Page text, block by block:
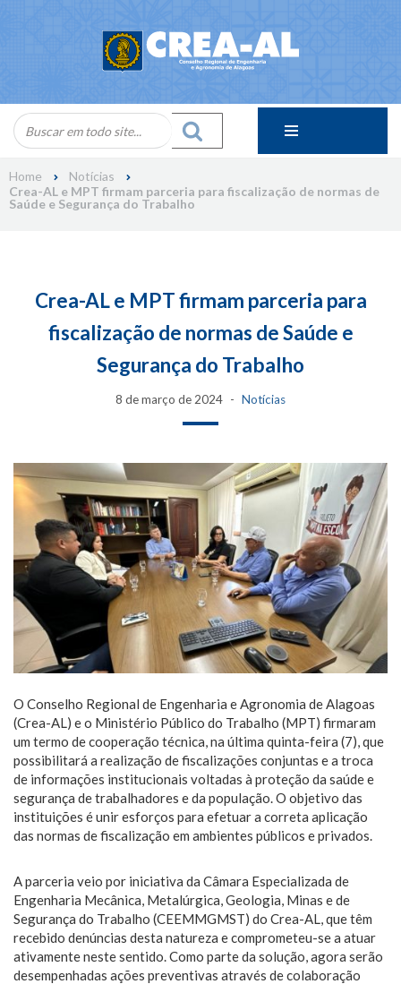
Home
Notícias
Crea-AL e MPT firmam parceria para fiscalização de normas de
Saúde e Segurança do Trabalho
Crea-AL e MPT firmam parceria para
fiscalização de normas de Saúde e
Segurança do Trabalho
8 de março de 2024 Notícias
O Conselho Regional de Engenharia e Agronomia de Alagoas
(Crea-AL) e o Ministério Público do Trabalho (MPT) firmaram
um termo de cooperação técnica, na última quinta-feira (7), que
possibilitará a realização de fiscalizações conjuntas e a troca
de informações institucionais voltadas à proteção da saúde e
segurança de trabalhadores e da população. O objetivo das
instituições é unir esforços para efetuar a correta aplicação
das normas de fiscalização em ambientes públicos e privados.
A parceria veio por iniciativa da Câmara Especializada de
Engenharia Mecânica, Metalúrgica, Geologia, Minas e de
Segurança do Trabalho (CEEMMGMST) do Crea-AL, que têm
recebido denúncias desta natureza e comprometeu-se a atuar
ativamente neste sentido. Como parte da solução, agora serão
desempenhadas ações preventivas através de colaboração